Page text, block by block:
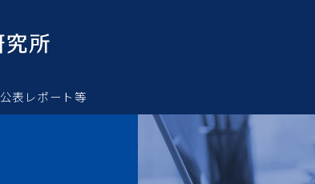
公表レポート等